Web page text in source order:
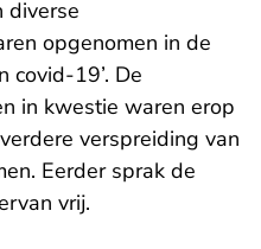
diverse
opgenomen in de
covid-19’. De
in kwestie waren erop
verspreiding van
Eerder sprak de
vrij.